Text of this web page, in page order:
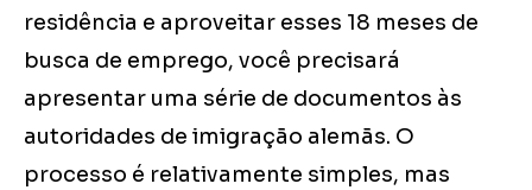
residência e aproveitar esses 18 meses de
busca de emprego, você precisará
apresentar uma série de documentos às
autoridades de imigração alemãs. O
processo é relativamente simples, mas